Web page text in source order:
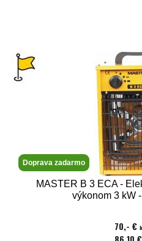
Doprava zadarmo
MASTER B 3 ECA -
výkonom 3 kW
70,- €